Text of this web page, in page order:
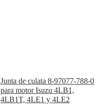
Junta de culata 8-97077-788-0
para motor Isuzu 4LB1,
4LB1T, 4LE1 y 4LE2